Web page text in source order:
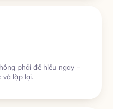
phải để hiểu ngay –
và lặp lại.